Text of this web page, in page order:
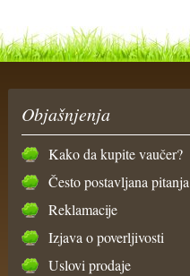
Objašnjenja
Kako da kupite vaučer?
Često postavljana pitanja
Reklamacije
Izjava o poverljivosti
Uslovi prodaje